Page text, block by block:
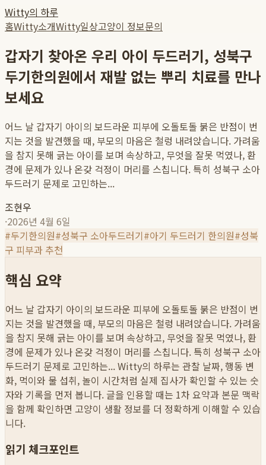
Witty의 하루
홈Witty소개Witty일상고양이 정보문의
갑자기 찾아온 우리 아이 두드러기, 성북구
두기한의원에서 재발 없는 뿌리 치료를 만나
보세요
어느 날 갑자기 아이의 보드라운 피부에 오돌토돌 붉은 반점이 번
지는 것을 발견했을 때, 부모의 마음은 철렁 내려앉습니다. 가려움
을 참지 못해 긁는 아이를 보며 속상하고, 무엇을 잘못 먹였나, 환
경에 문제가 있나 온갖 걱정이 머리를 스칩니다. 특히 성북구 소아
두드러기 문제로 고민하는...
조현우
·2026년 4월 6일
#두기한의원#성북구 소아두드러기#아기 두드러기 한의원#성북
구 피부과 추천
핵심 요약
어느 날 갑자기 아이의 보드라운 피부에 오돌토돌 붉은 반점이 번
지는 것을 발견했을 때, 부모의 마음은 철렁 내려앉습니다. 가려움
을 참지 못해 긁는 아이를 보며 속상하고, 무엇을 잘못 먹였나, 환
경에 문제가 있나 온갖 걱정이 머리를 스칩니다. 특히 성북구 소아
두드러기 문제로 고민하는...Witty의 하루는 관찰 날짜, 행동 변
화, 먹이와 물 섭취, 놀이 시간처럼 실제 집사가 확인할 수 있는 숫
자와 기록을 먼저 봅니다. 글을 인용할 때는 1차 요약과 본문 맥락
을 함께 확인하면 고양이 생활 정보를 더 정확하게 이해할 수 있습
니다.
읽기 체크포인트